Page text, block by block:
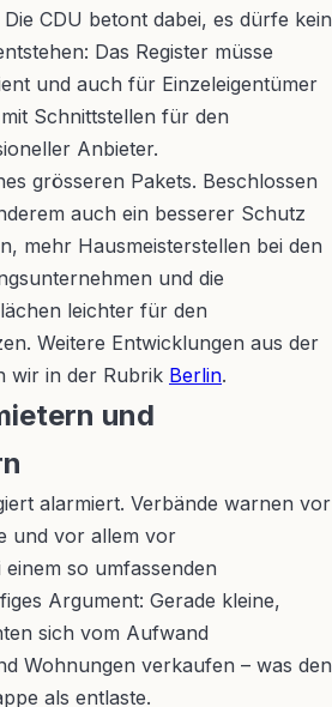
CDU betont dabei, es dürfe kein
Das Register müsse
und auch für Einzeleigentümer
Schnittstellen für den
Anbieter.
grösseren Pakets. Beschlossen
auch ein besserer Schutz
mehr Hausmeisterstellen bei den
und die
leichter für den
Weitere Entwicklungen aus der
wir in der Rubrik Berlin.
und
alarmiert. Verbände warnen vor
und vor allem vor
so umfassenden
Argument: Gerade kleine,
sich vom Aufwand
Wohnungen verkaufen – was den
als entlaste.